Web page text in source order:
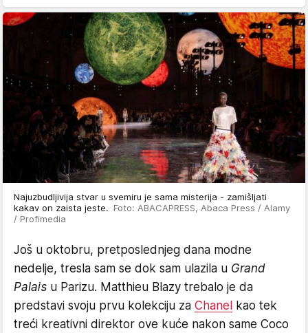
Najuzbudljivija stvar u svemiru je sama misterija - zamišljati
kakav on zaista jeste. Foto: ABACAPRESS, Abaca Press / Alamy
/ Profimedia
Još u oktobru, pretposlednjeg dana modne
nedelje, tresla sam se dok sam ulazila u Grand
Palais u Parizu. Matthieu Blazy trebalo je da
predstavi svoju prvu kolekciju za Chanel kao tek
treći kreativni direktor ove kuće nakon same Coco